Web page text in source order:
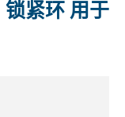
锁紧环 用于